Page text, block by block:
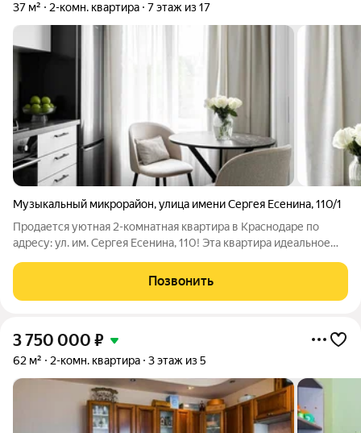
37 м² 2-комн. квартира 7 этаж из 17
Музыкальный микрорайон,улица имени Сергея Есенина,110/1
Продается уютная 2-комнатная квартира в Краснодаре по
адресу: ул. им. Сергея Есенина, 110! Эта квартира идеальное
продуман до мелочей. Общая площадь 37 м, жилая площадь 28
м, что позволяет с
Позвонить
3 750 000 ₽
62 м² 2-комн. квартира 3 этаж из 5